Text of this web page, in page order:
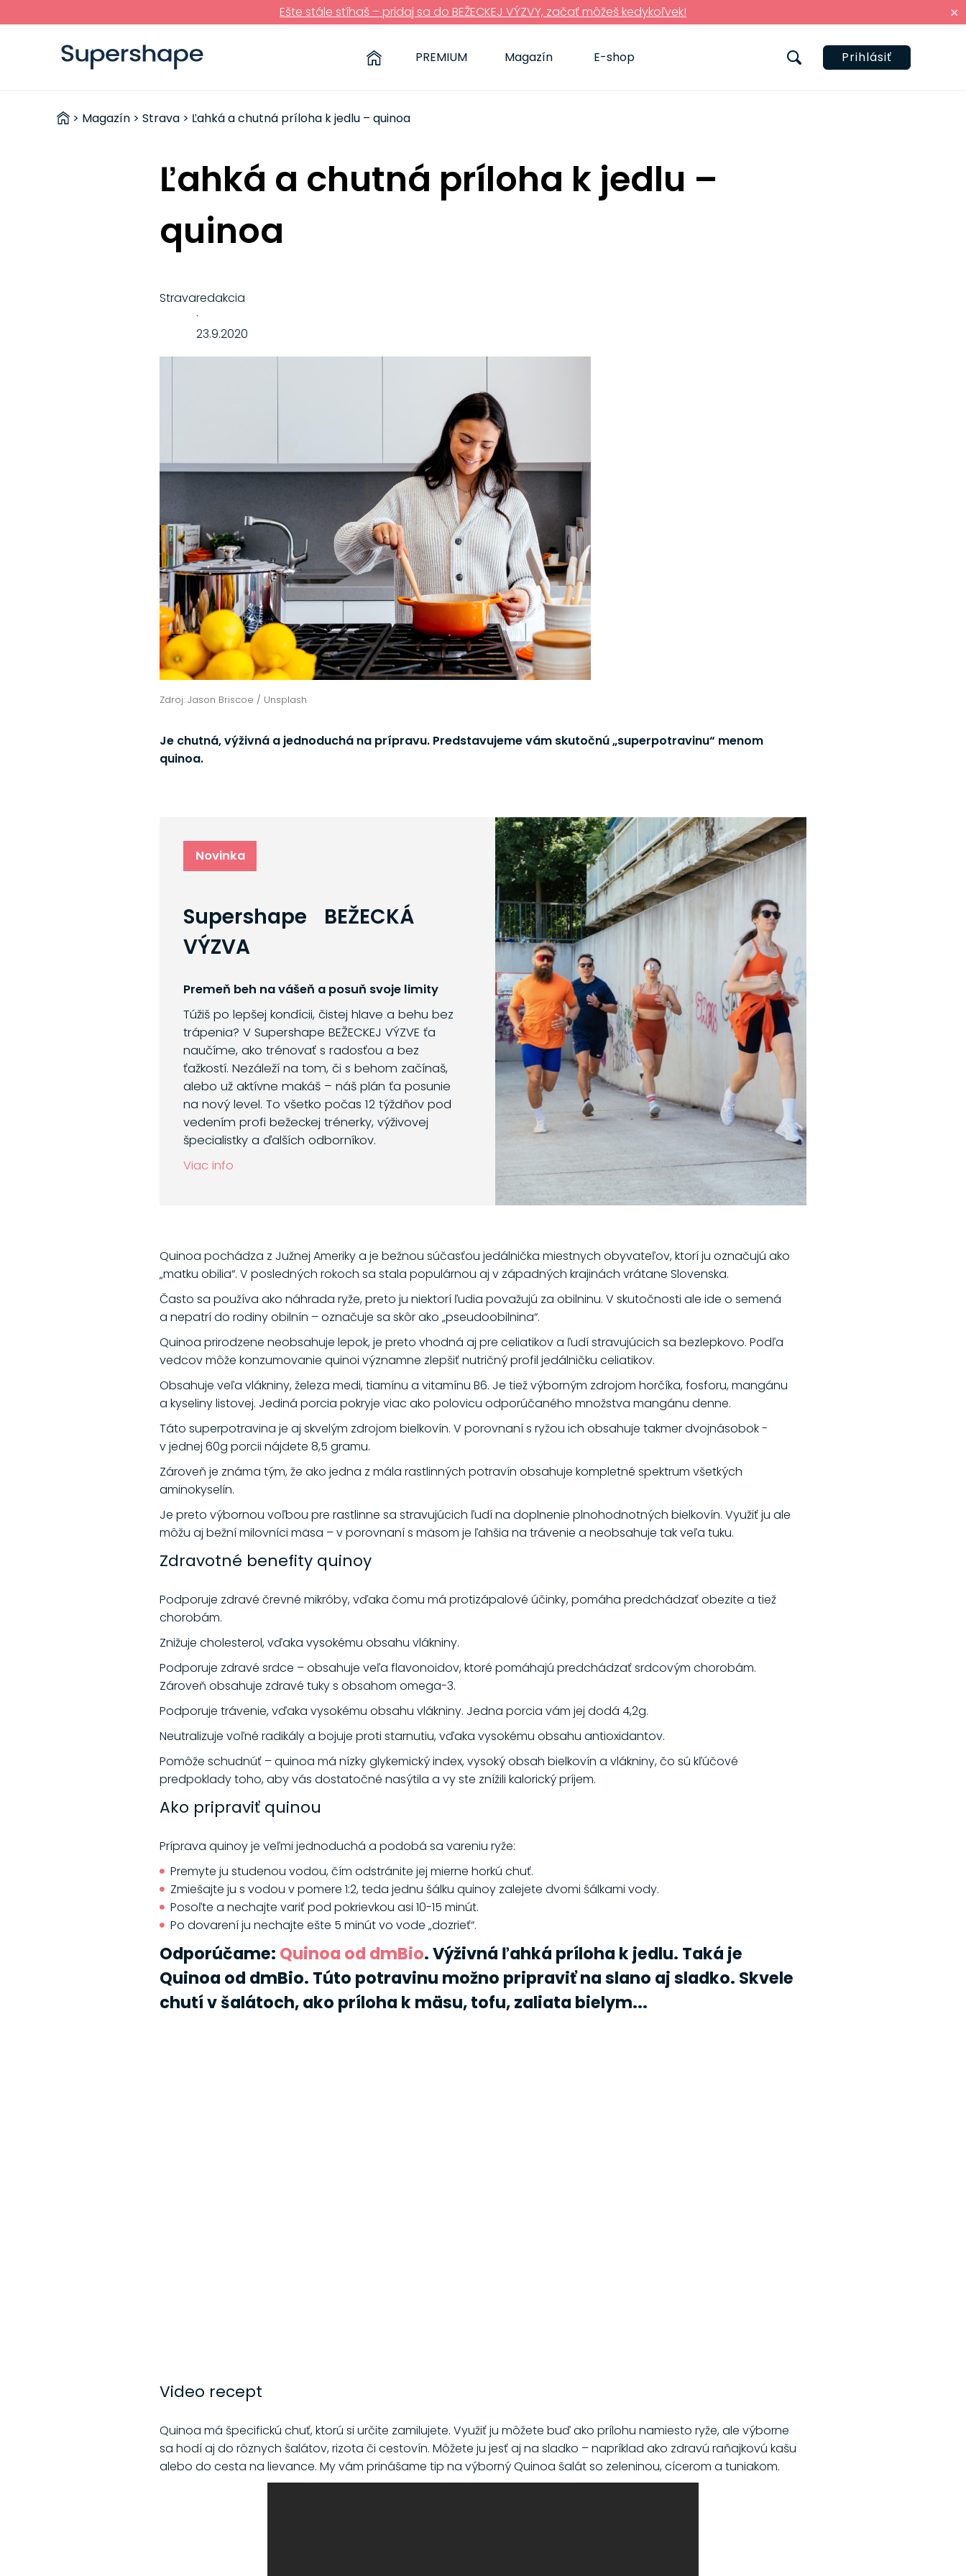
×
Ešte stále stíhaš – pridaj sa do BEŽECKEJ VÝZVY, začať môžeš kedykoľvek!
Prihlásiť
PREMIUM Magazín E-shop
ZDRAVÉ
> Magazín >Strava > Ľahká a chutná príloha k jedlu – quinoa
Ľahká a chutná príloha k jedlu –
quinoa
Zdroj: Jason Briscoe / Unsplash
Je chutná, výživná a jednoduchá na prípravu. Predstavujeme vám skutočnú „superpotravinu“ menom
quinoa.
Novinka
Supershape BEŽECKÁ
VÝZVA
Premeň beh na vášeň a posuň svoje limity
Túžiš po lepšej kondícii, čistej hlave a behu bez
trápenia? V Supershape BEŽECKEJ VÝZVE ťa
naučíme, ako trénovať s radosťou a bez
ťažkostí. Nezáleží na tom, či s behom začínaš,
alebo už aktívne makáš – náš plán ťa posunie
na nový level. To všetko počas 12 týždňov pod
vedením profi bežeckej trénerky, výživovej
špecialistky a ďalších odborníkov.
Viac info
Quinoa pochádza z Južnej Ameriky a je bežnou súčasťou jedálnička miestnych obyvateľov, ktorí ju označujú ako
„matku obilia“. V posledných rokoch sa stala populárnou aj v západných krajinách vrátane Slovenska.
Často sa používa ako náhrada ryže, preto ju niektorí ľudia považujú za obilninu. V skutočnosti ale ide o semená
a nepatrí do rodiny obilnín – označuje sa skôr ako „pseudoobilnina“.
Quinoa prirodzene neobsahuje lepok, je preto vhodná aj pre celiatikov a ľudí stravujúcich sa bezlepkovo. Podľa
vedcov môže konzumovanie quinoi významne zlepšiť nutričný profil jedálničku celiatikov.
Obsahuje veľa vlákniny, železa medi, tiamínu a vitamínu B6. Je tiež výborným zdrojom horčíka, fosforu, mangánu
a kyseliny listovej. Jediná porcia pokryje viac ako polovicu odporúčaného množstva mangánu denne.
Táto superpotravina je aj skvelým zdrojom bielkovín. V porovnaní s ryžou ich obsahuje takmer dvojnásobok -
v jednej 60g porcii nájdete 8,5 gramu.
Zároveň je známa tým, že ako jedna z mála rastlinných potravín obsahuje kompletné spektrum všetkých
aminokyselín.
Je preto výbornou voľbou pre rastlinne sa stravujúcich ľudí na doplnenie plnohodnotných bielkovín. Využiť ju ale
môžu aj bežní milovníci mäsa – v porovnaní s mäsom je ľahšia na trávenie a neobsahuje tak veľa tuku.
Zdravotné benefity quinoy
Podporuje zdravé črevné mikróby, vďaka čomu má protizápalové účinky, pomáha predchádzať obezite a tiež
chorobám.
Znižuje cholesterol, vďaka vysokému obsahu vlákniny.
Podporuje zdravé srdce – obsahuje veľa flavonoidov, ktoré pomáhajú predchádzať srdcovým chorobám.
Zároveň obsahuje zdravé tuky s obsahom omega-3.
Podporuje trávenie, vďaka vysokému obsahu vlákniny. Jedna porcia vám jej dodá 4,2g.
Neutralizuje voľné radikály a bojuje proti starnutiu, vďaka vysokému obsahu antioxidantov.
Pomôže schudnúť – quinoa má nízky glykemický index, vysoký obsah bielkovín a vlákniny, čo sú kľúčové
predpoklady toho, aby vás dostatočné nasýtila a vy ste znížili kalorický príjem.
Ako pripraviť quinou
Príprava quinoy je veľmi jednoduchá a podobá sa vareniu ryže:
Premyte ju studenou vodou, čím odstránite jej mierne horkú chuť.
Zmiešajte ju s vodou v pomere 1:2, teda jednu šálku quinoy zalejete dvomi šálkami vody.
Posoľte a nechajte variť pod pokrievkou asi 10-15 minút.
Po dovarení ju nechajte ešte 5 minút vo vode „dozrieť“.
Odporúčame: Quinoa od dmBio. Výživná ľahká príloha k jedlu. Taká je
Quinoa od dmBio. Túto potravinu možno pripraviť na slano aj sladko. Skvele
chutí v šalátoch, ako príloha k mäsu, tofu, zaliata bielym...
Video recept
Quinoa má špecifickú chuť, ktorú si určite zamilujete. Využiť ju môžete buď ako prílohu namiesto ryže, ale výborne
sa hodí aj do rôznych šalátov, rizota či cestovín. Môžete ju jesť aj na sladko – napríklad ako zdravú raňajkovú kašu
alebo do cesta na lievance. My vám prinášame tip na výborný Quinoa šalát so zeleninou, cícerom a tuniakom.
Stravaredakcia
·
23.9.2020